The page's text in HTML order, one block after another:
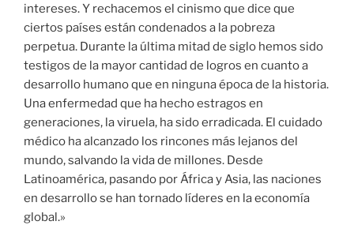
intereses. Y rechacemos el cinismo que dice que
ciertos países están condenados a la pobreza
perpetua. Durante la última mitad de siglo hemos sido
testigos de la mayor cantidad de logros en cuanto a
desarrollo humano que en ninguna época de la historia.
Una enfermedad que ha hecho estragos en
generaciones, la viruela, ha sido erradicada. El cuidado
médico ha alcanzado los rincones más lejanos del
mundo, salvando la vida de millones. Desde
Latinoamérica, pasando por África y Asia, las naciones
en desarrollo se han tornado líderes en la economía
global.»